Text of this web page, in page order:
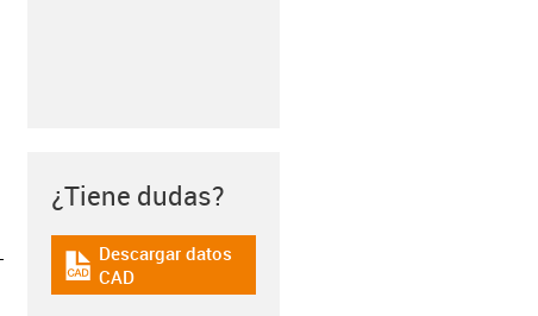
¿Tiene dudas?
igus-icon-cad-dateien
Descargar datos
CAD